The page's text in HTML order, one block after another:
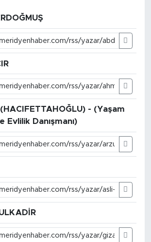
- (Yaşam
Evlilik Danışmanı)